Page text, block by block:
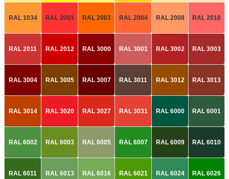
RAL 1034 RAL 2001 RAL 2003 RAL 2004 RAL 2008 RAL 2010
RAL 2011 RAL 2012 RAL 3000 RAL 3001 RAL 3002 RAL 3003
RAL 3004 RAL 3005 RAL 3007 RAL 3011 RAL 3012 RAL 3013
RAL 3014 RAL 3020 RAL 3027 RAL 3031 RAL 6000 RAL 6001
RAL 6002 RAL 6003 RAL 6005 RAL 6007 RAL 6009 RAL 6010
RAL 6011 RAL 6013 RAL 6016 RAL 6021 RAL 6024 RAL 6026